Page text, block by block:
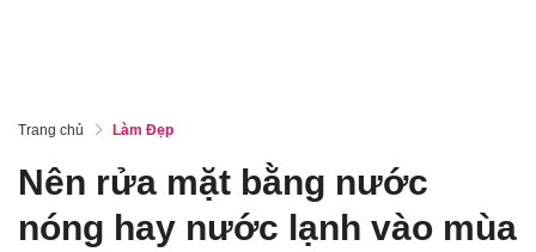
Trang chủ Làm Đẹp
Nên rửa mặt bằng nước
nóng hay nước lạnh vào mùa